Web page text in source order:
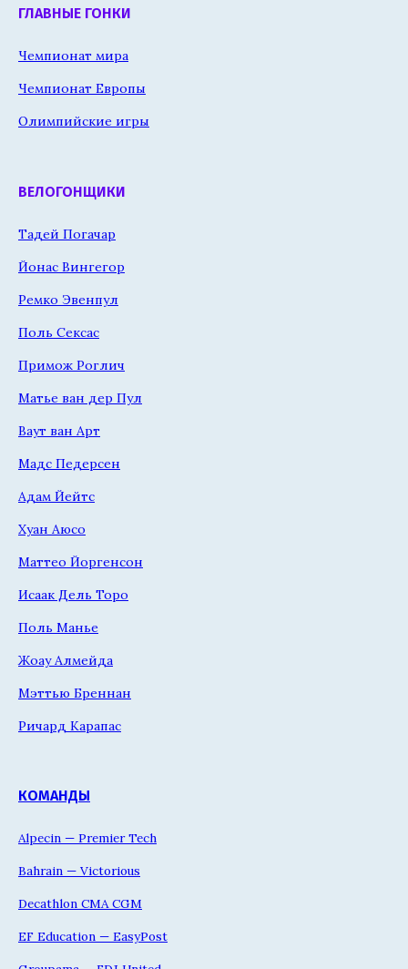
ГЛАВНЫЕ ГОНКИ
Чемпионат мира
Чемпионат Европы
Олимпийские игры
ВЕЛОГОНЩИКИ
Тадей Погачар
Йонас Вингегор
Ремко Эвенпул
Поль Сексас
Примож Роглич
Матье ван дер Пул
Ваут ван Арт
Мадс Педерсен
Адам Йейтс
Хуан Аюсо
Маттео Йоргенсон
Исаак Дель Торо
Поль Манье
Жоау Алмейда
Мэттью Бреннан
Ричард Карапас
КОМАНДЫ
Alpecin — Premier Tech
Bahrain — Victorious
Decathlon CMA CGM
EF Education — EasyPost